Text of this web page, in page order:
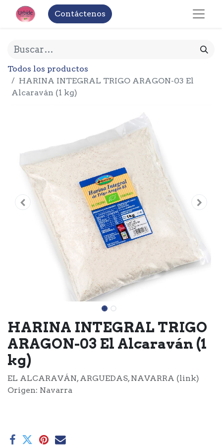
Contáctenos
Todos los productos
HARINA INTEGRAL TRIGO ARAGON-03 El
Alcaraván (1 kg)
HARINA INTEGRAL TRIGO
ARAGON-03 El Alcaraván (1
kg)
EL ALCARAVÁN, ARGUEDAS, NAVARRA (link)
Origen: Navarra